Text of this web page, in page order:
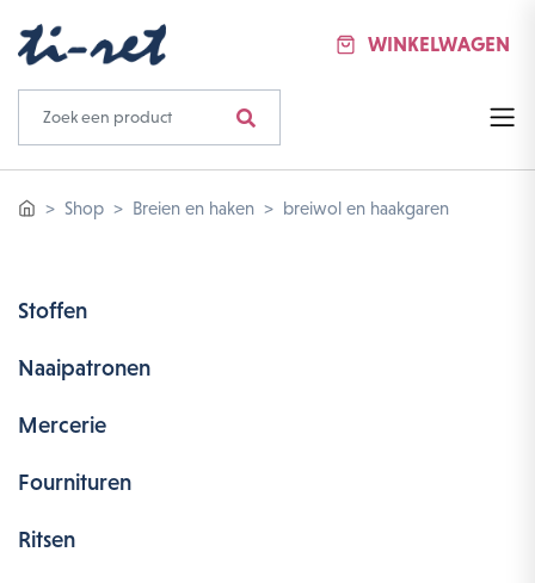
WINKELWAGEN
Shop Breien en haken breiwol en haakgaren
Stoffen
Naaipatronen
Mercerie
Fournituren
Ritsen